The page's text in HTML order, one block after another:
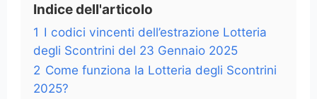
Indice dell'articolo
1 I codici vincenti dell’estrazione Lotteria
degli Scontrini del 23 Gennaio 2025
2 Come funziona la Lotteria degli Scontrini
2025?